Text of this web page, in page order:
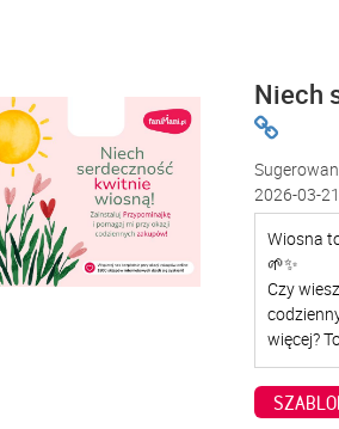
Niech
2026-03-